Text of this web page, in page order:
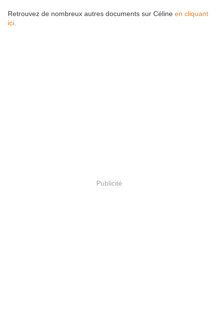
Retrouvez de nombreux autres documents sur Céline en cliquant
ici
Publicité